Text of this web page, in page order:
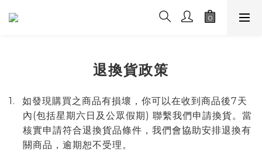
退換貨政策
1. 如發現購買之商品有損壞，你可以在收到商品後7天
內(包括星期六日及公眾假期 ) 聯繫我們申請換貨。當
核實申請符合退換貨品條件，我們會協助安排退換有
關商品，逾期恕不受理。